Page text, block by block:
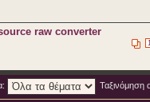
raw converter
Ταξινόμηση